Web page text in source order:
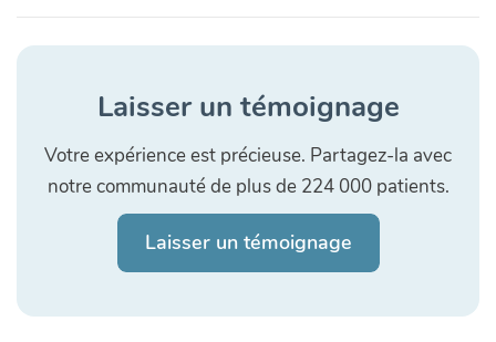
Laisser un témoignage
Votre expérience est précieuse. Partagez-la avec
notre communauté de plus de 224 000 patients.
Laisser un témoignage